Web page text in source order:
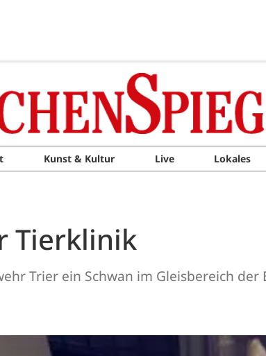
Kunst & Kultur Live Lokales
Tierklinik
Trier ein Schwan im Gleisbereich der